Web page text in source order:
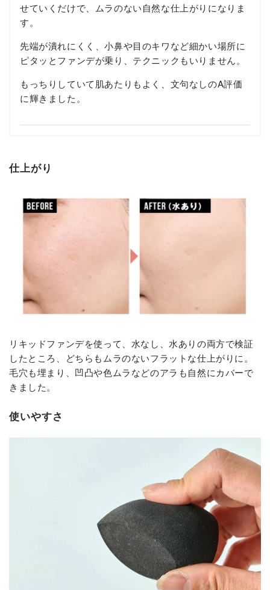
せていくだけで、ムラのない自然な仕上がりになりま
す。
先端が潰れにくく、小鼻や目のキワなど細かい場所に
ピタッとファンデが乗り、テクニックもいりません。
もっちりしていて肌あたりもよく、文句なしのA評価
に輝きました。
仕上がり
リキッドファンデを使って、水なし、水ありの両方で検証
したところ、どちらもムラのないフラットな仕上がりに。
毛穴も埋まり、凹凸や色ムラなどのアラも自然にカバーで
きました。
使いやすさ